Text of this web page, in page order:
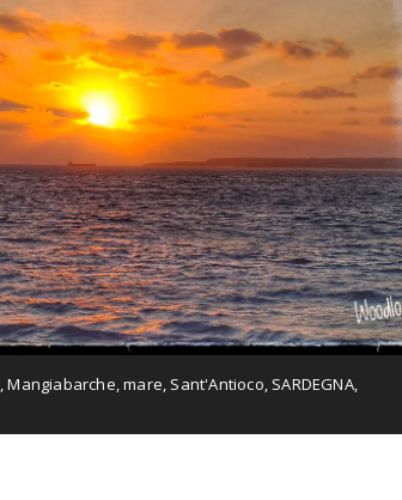
,Mangiabarche,mare, Sant'Antioco, SARDEGNA,